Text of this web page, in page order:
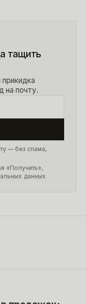
тащить
на почту.
— без спама,
«Получить»,
данных